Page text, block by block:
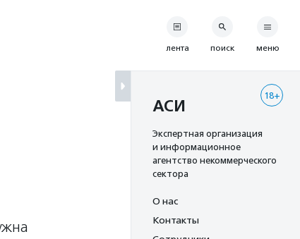
лента поиск меню
18+
АСИ
Экспертная организация
и информационное
агентство некоммерческого
сектора
О нас
Контакты